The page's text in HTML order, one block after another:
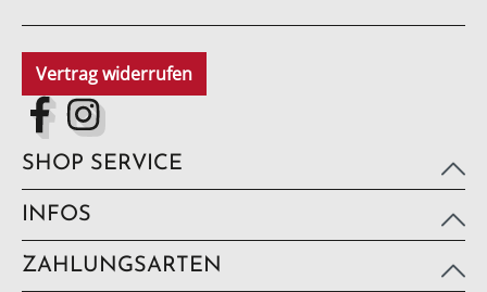
Vertrag widerrufen
SHOP SERVICE
INFOS
ZAHLUNGSARTEN